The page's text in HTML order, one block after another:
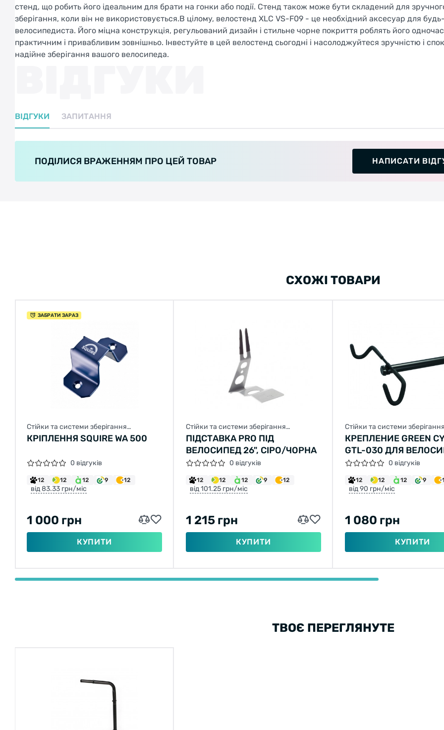
стенд, що робить його ідеальним для брати на гонки або події. Стенд також може бути складений для
зберігання, коли він не використовується.В цілому, велостенд XLC VS-F09 - це необхідний аксесуар для
велосипедиста. Його міцна конструкція, регульований дизайн і стильне чорне покриття роблять його
практичним і привабливим зовнішньо. Інвестуйте в цей велостенд сьогодні і насолоджуйтеся зручністю і
надійне зберігання вашого велосипеда.
ВІДГУКИ ЗАПИТАННЯ
ПОДІЛИСЯ ВРАЖЕННЯМ ПРО ЦЕЙ ТОВАР НАПИСАТИ
СХОЖІ ТОВАРИ
ЗАБРАТИ ЗАРАЗ
Стійки та системи зберігання
велосипеда
КРІПЛЕННЯ SQUIRE WA 500
0 відгуків
12 12 12 9 12
від 83.33 грн/міс
1 000 грн
КУПИТИ
Стійки та системи зберігання
велосипеда
ПІДСТАВКА PRO ПІД
ВЕЛОСИПЕД 26", СІРО/ЧОРНА
0 відгуків
12 12 12 9 12
від 101.25 грн/міс
1 215 грн
КУПИТИ
Стійки та системи
велосипеда
КРЕПЛЕНИЕ GREEN
GTL-030 ДЛЯ
НА СТЕНУ, СКЛАДНОЕ
0 відгуків
12 12 12 9
від 90 грн/міс
1 080 грн
КУПИТИ
ТВОЄ ПЕРЕГЛЯНУТЕ